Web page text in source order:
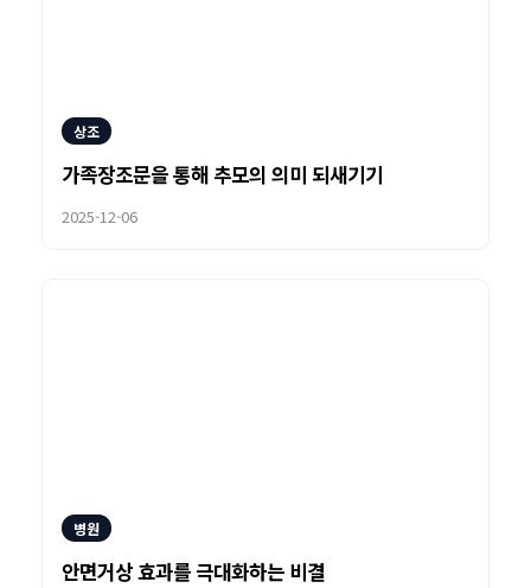
상조
가족장조문을 통해 추모의 의미 되새기기
2025-12-06
병원
안면거상 효과를 극대화하는 비결